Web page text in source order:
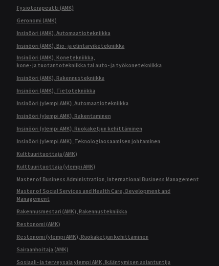
Fysioterapeutti (AMK)
Geronomi (AMK)
Insinööri (AMK), Automaatiotekniikka
Insinööri (AMK), Bio- ja elintarviketekniikka
Insinööri (AMK), Konetekniikka,
kone- ja tuotantotekniikka tai auto- ja työkonetekniikka
Insinööri (AMK), Rakennustekniikka
Insinööri (AMK), Tietotekniikka
Insinööri (ylempi AMK), Automaatiotekniikka
Insinööri (ylempi AMK), Rakentaminen
Insinööri (ylempi AMK), Ruokaketjun kehittäminen
Insinööri (ylempi AMK), Teknologiaosaamisen johtaminen
Kulttuurituottaja (AMK)
Kulttuurituottaja (ylempi AMK)
Master of Business Administration, International Business Management
Master of Social Services and Health Care, Development and
Management
Rakennusmestari (AMK), Rakennustekniikka
Restonomi (AMK)
Restonomi (ylempi AMK), Ruokaketjun kehittäminen
Sairaanhoitaja (AMK)
Sosiaali- ja terveysala ylempi AMK, Ikääntymisen asiantuntija